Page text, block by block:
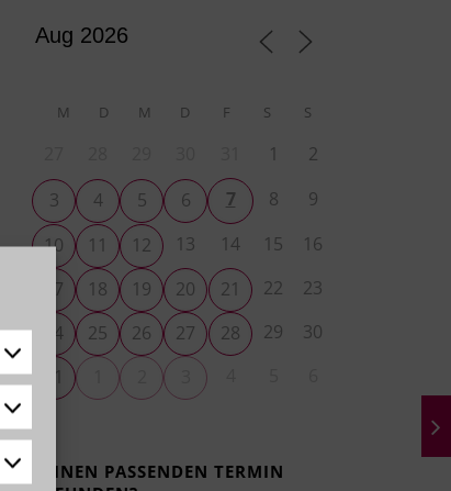
Statistiken
Marketing
M D M D F S S
1
2
3
4 5 6 7 8
9
10
11 12 13 14 15
16
17
18 19 20 21 22
23
24
25 26 27 28 29
30
31
KEINEN PASSENDEN TERMIN